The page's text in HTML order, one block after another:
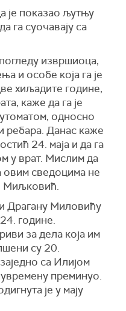
је показао љутњу
га суочавају са
извршиоца,
и особе која га је
хиљадите године,
каже да га је
односно
ребара. Данас каже
24. маја и да га
у врат. Мислим да
овим сведоцима не
Миљковић.
Драгану Миловићу
године.
за дела која им
су 20.
са Илијом
преминуо.
је у мају